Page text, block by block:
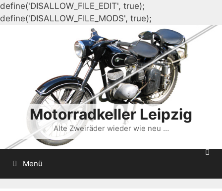
define('DISALLOW_FILE_EDIT', true);
define('DISALLOW_FILE_MODS', true);
Inhalt
springen
Motorradkeller Leipzig
Alte Zweiräder wieder wie neu …
Menü